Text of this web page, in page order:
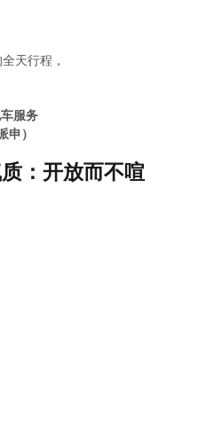
天行程，
服务
）
：开放而不喧